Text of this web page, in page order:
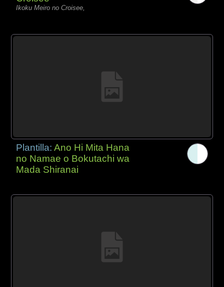
Ikoku Meiro no Croisee,
Plantilla:Ano Hi Mita Hana
no Namae o Bokutachi wa
Mada Shiranai